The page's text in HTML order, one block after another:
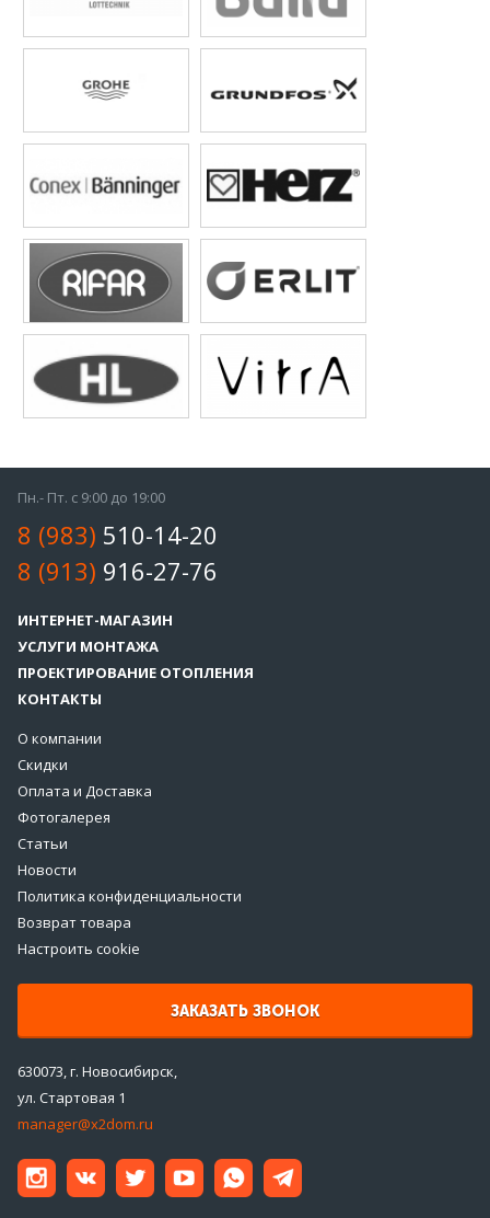
Пн.- Пт. с 9:00 до 19:00
8 (983) 510-14-20
8 (913) 916-27-76
ИНТЕРНЕТ-МАГАЗИН
УСЛУГИ МОНТАЖА
ПРОЕКТИРОВАНИЕ ОТОПЛЕНИЯ
КОНТАКТЫ
О компании
Скидки
Оплата и Доставка
Фотогалерея
Статьи
Новости
Политика конфиденциальности
Возврат товара
Настроить cookie
ЗАКАЗАТЬ ЗВОНОК
630073, г. Новосибирск,
ул. Стартовая 1
manager@x2dom.ru